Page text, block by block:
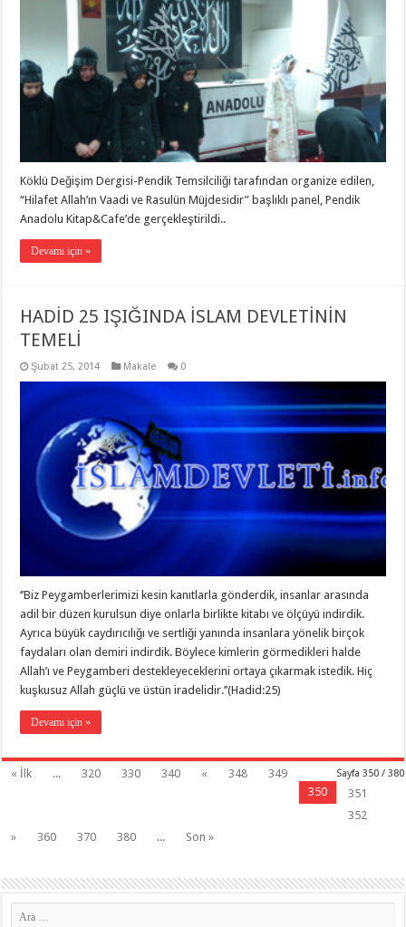
Köklü Değişim Dergisi-Pendik Temsilciliği tarafından organize edilen,
“Hilafet Allah’ın Vaadi ve Rasulün Müjdesidir” başlıklı panel, Pendik
Anadolu Kitap&Cafe’de gerçekleştirildi..
Devamı için »
HADİD 25 IŞIĞINDA İSLAM DEVLETİNİN
TEMELİ
Şubat 25, 2014 Makale 0
‘’Biz Peygamberlerimizi kesin kanıtlarla gönderdik, insanlar arasında
adil bir düzen kurulsun diye onlarla birlikte kitabı ve ölçüyü indirdik.
Ayrıca büyük caydırıcılığı ve sertliği yanında insanlara yönelik birçok
faydaları olan demiri indirdik. Böylece kimlerin görmedikleri halde
Allah’ı ve Peygamberi destekleyeceklerini ortaya çıkarmak istedik. Hiç
kuşkusuz Allah güçlü ve üstün iradelidir.’’(Hadid:25)
Devamı için »
Sayfa 350 / 380
« İlk ... 320 330 340 « 348
349
350
351
352
»
360 370 380 ... Son »